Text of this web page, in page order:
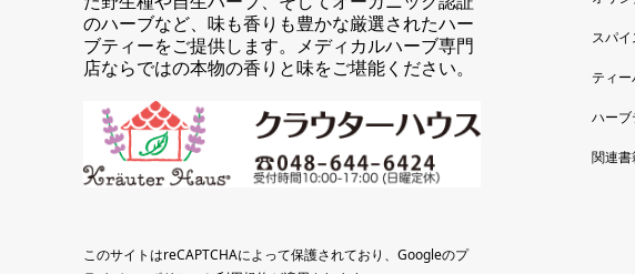
のハーブなど、味も香りも豊かな厳選されたハー
ブティーをご提供します。メディカルハーブ専門
店ならではの本物の香りと味をご堪能ください。
スパイ
ティ
ハーブ
関連書
このサイトはreCAPTCHAによって保護されており、Googleのプ